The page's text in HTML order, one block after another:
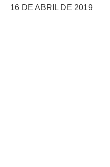
16 DE ABRIL DE 2019